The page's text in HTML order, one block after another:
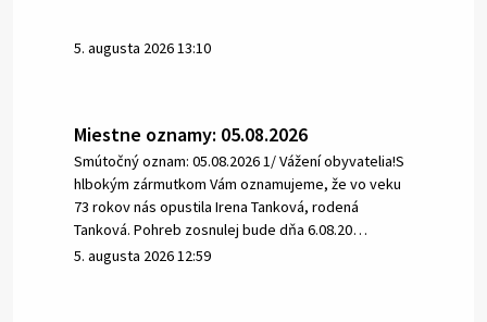
5. augusta 2026 13:10
Miestne oznamy: 05.08.2026
Smútočný oznam: 05.08.2026 1/ Vážení obyvatelia!S
hlbokým zármutkom Vám oznamujeme, že vo veku
73 rokov nás opustila Irena Tanková, rodená
Tanková. Pohreb zosnulej bude dňa 6.08.20…
5. augusta 2026 12:59